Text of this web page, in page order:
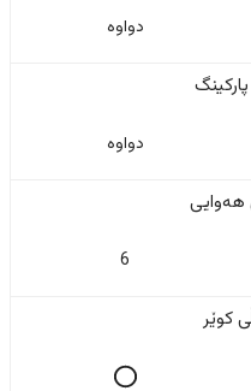
دواوە
دواوە
هەوایی
6
کوێر